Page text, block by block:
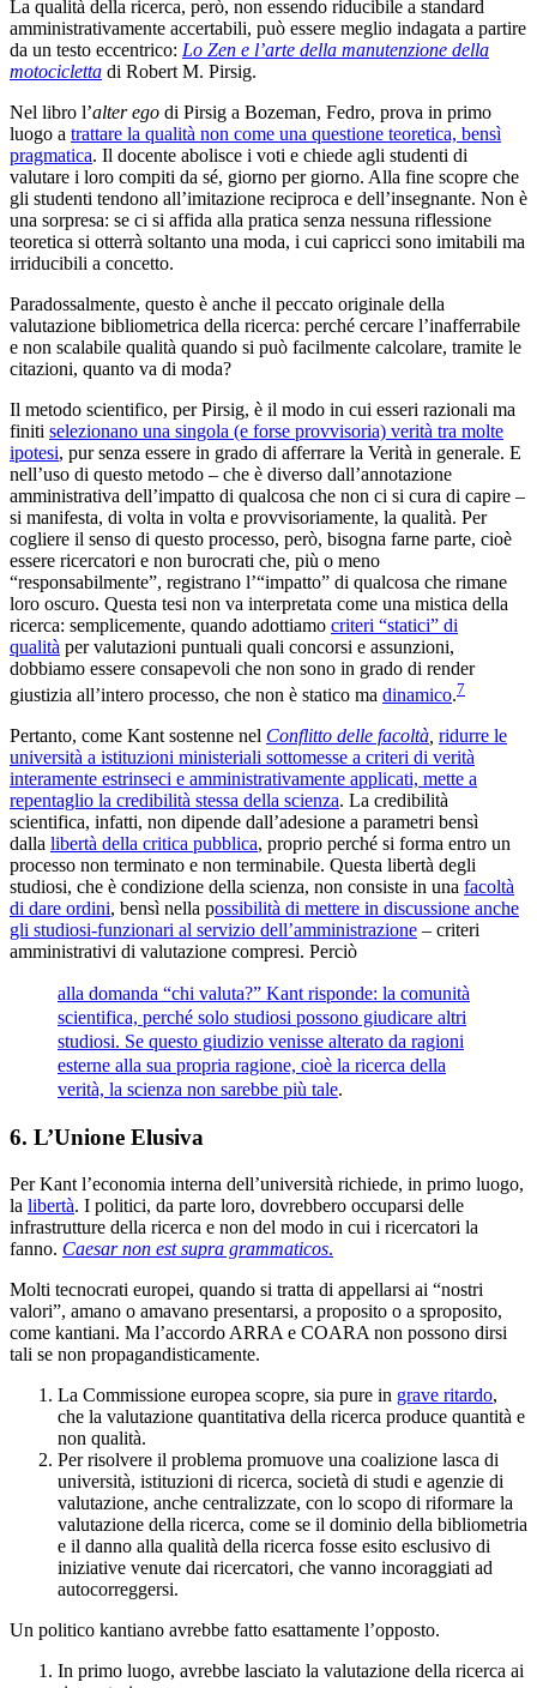
La qualità della ricerca, però, non essendo riducibile a standard
amministrativamente accertabili, può essere meglio indagata a partire
da un testo eccentrico: Lo Zen e l’arte della manutenzione della
motocicletta di Robert M. Pirsig.
Nel libro l’alter ego di Pirsig a Bozeman, Fedro, prova in primo
luogo a trattare la qualità non come una questione teoretica, bensì
pragmatica. Il docente abolisce i voti e chiede agli studenti di
valutare i loro compiti da sé, giorno per giorno. Alla fine scopre che
gli studenti tendono all’imitazione reciproca e dell’insegnante. Non è
una sorpresa: se ci si affida alla pratica senza nessuna riflessione
teoretica si otterrà soltanto una moda, i cui capricci sono imitabili ma
irriducibili a concetto.
Paradossalmente, questo è anche il peccato originale della
valutazione bibliometrica della ricerca: perché cercare l’inafferrabile
e non scalabile qualità quando si può facilmente calcolare, tramite le
citazioni, quanto va di moda?
Il metodo scientifico, per Pirsig, è il modo in cui esseri razionali ma
finiti selezionano una singola (e forse provvisoria) verità tra molte
ipotesi, pur senza essere in grado di afferrare la Verità in generale. E
nell’uso di questo metodo – che è diverso dall’annotazione
amministrativa dell’impatto di qualcosa che non ci si cura di capire –
si manifesta, di volta in volta e provvisoriamente, la qualità. Per
cogliere il senso di questo processo, però, bisogna farne parte, cioè
essere ricercatori e non burocrati che, più o meno
“responsabilmente”, registrano l’“impatto” di qualcosa che rimane
loro oscuro. Questa tesi non va interpretata come una mistica della
ricerca: semplicemente, quando adottiamo criteri “statici” di
qualità per valutazioni puntuali quali concorsi e assunzioni,
dobbiamo essere consapevoli che non sono in grado di render
giustizia all’intero processo, che non è statico ma dinamico.7
Pertanto, come Kant sostenne nel Conflitto delle facoltà ridurre le
università a istituzioni ministeriali sottomesse a criteri di verità
interamente estrinseci e amministrativamente applicati, mette a
repentaglio la credibilità stessa della scienza. La credibilità
scientifica, infatti, non dipende dall’adesione a parametri bensì
dalla libertà della critica pubblica, proprio perché si forma entro un
processo non terminato e non terminabile. Questa libertà degli
studiosi, che è condizione della scienza, non consiste in una facoltà
di dare ordini, bensì nella possibilità di mettere in discussione anche
gli studiosi-funzionari al servizio dell’amministrazione – criteri
amministrativi di valutazione compresi. Perciò
alla domanda “chi valuta?” Kant risponde: la comunità
scientifica, perché solo studiosi possono giudicare altri
studiosi. Se questo giudizio venisse alterato da ragioni
esterne alla sua propria ragione, cioè la ricerca della
verità, la scienza non sarebbe più tale.
6. L’Unione Elusiva
Per Kant l’economia interna dell’università richiede, in primo luogo,
la libertà. I politici, da parte loro, dovrebbero occuparsi delle
infrastrutture della ricerca e non del modo in cui i ricercatori la
fanno. Caesar non est supra grammaticos.
Molti tecnocrati europei, quando si tratta di appellarsi ai “nostri
valori”, amano o amavano presentarsi, a proposito o a sproposito,
come kantiani. Ma l’accordo ARRA e COARA non possono dirsi
tali se non propagandisticamente.
La Commissione europea scopre, sia pure in grave ritardo,
che la valutazione quantitativa della ricerca produce quantità e
non qualità.
Per risolvere il problema promuove una coalizione lasca di
università, istituzioni di ricerca, società di studi e agenzie di
valutazione, anche centralizzate, con lo scopo di riformare la
valutazione della ricerca, come se il dominio della bibliometria
e il danno alla qualità della ricerca fosse esito esclusivo di
iniziative venute dai ricercatori, che vanno incoraggiati ad
autocorreggersi.
Un politico kantiano avrebbe fatto esattamente l’opposto.
In primo luogo, avrebbe lasciato la valutazione della ricerca ai